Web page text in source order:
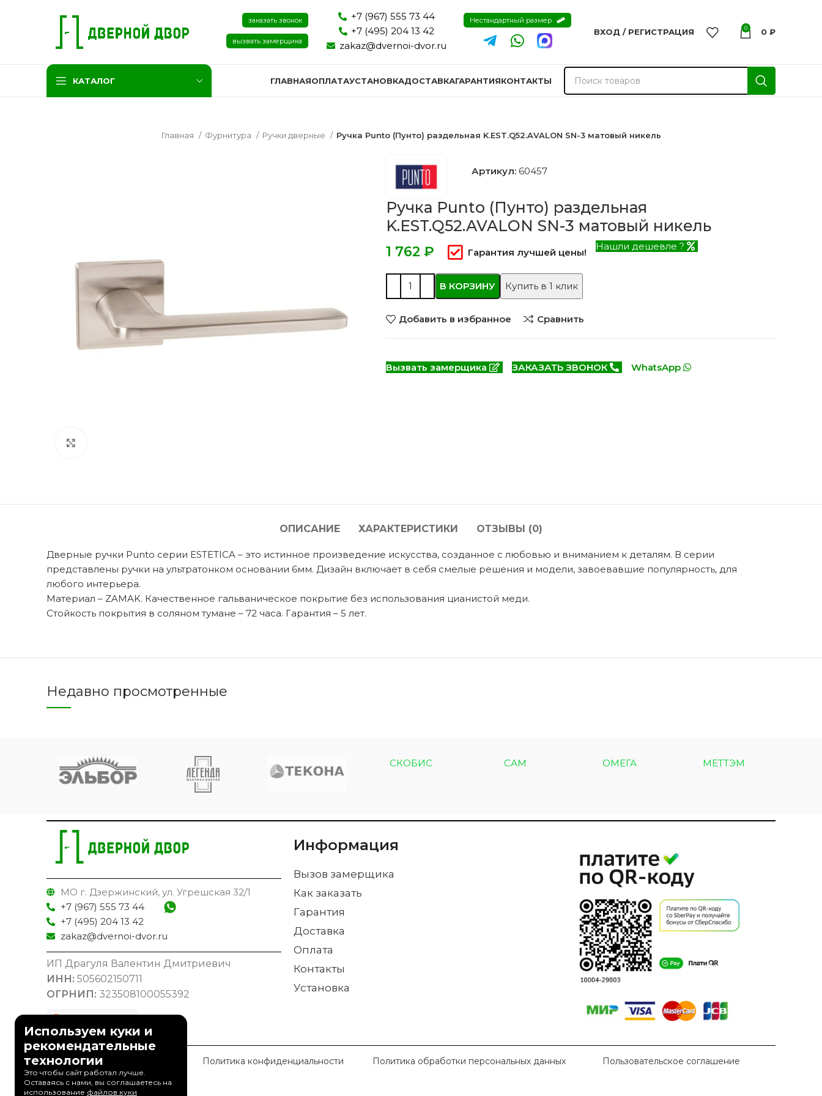
заказать звонок
вызвать замерщика
+7 (967) 555 73 44
+7 (495) 204 13 42
zakaz@dvernoi-dvor.ru
Нестандартный размер
ВХОД / РЕГИСТРАЦИЯ 0 0 ₽
КАТАЛОГ
2744 моделей
Двери ЭКО ШПОН с
патиной
ГЛАВНАЯОПЛАТАУСТАНОВКАДОСТАВКАГАРАНТИЯКОНТАКТЫ
Главная Фурнитура Ручки дверные Ручка Punto (Пунто) раздельная K.EST.Q52.AVALON SN-3 матовый никель
Артикул: 60457
Ручка Punto (Пунто) раздельная
K.EST.Q52.AVALON SN-3 матовый никель
₽ Гарантия лучшей цены!
Нашли дешевле ?
В КОРЗИНУ Купить в 1 клик
Добавить в избранное Сравнить
Вызвать замерщика ЗАКАЗАТЬ ЗВОНОК WhatsApp
ОПИСАНИЕ ХАРАКТЕРИСТИКИ ОТЗЫВЫ (0)
Дверные ручки Punto серии ESTETICA – это истинное произведение искусства, созданное с любовью и вниманием к деталям. В серии
представлены ручки на ультратонком основании 6мм. Дизайн включает в себя смелые решения и модели, завоевавшие популярность, для
любого интерьера.
Материал – ZAMAK. Качественное гальваническое покрытие без использования цианистой меди.
Стойкость покрытия в соляном тумане – 72 часа. Гарантия – 5 лет.
Недавно просмотренные
СКОБИС САМ ОМЕГА МЕТТЭМ
МО г. Дзержинский, ул. Угрешская 32/1
+7 (967) 555 73 44
+7 (495) 204 13 42
zakaz@dvernoi-dvor.ru
ИП Драгуля Валентин Дмитриевич
ИНН: 505602150711
ОГРНИП: 323508100055392
Информация
Вызов замерщика
Как заказать
Гарантия
Доставка
Оплата
Контакты
Установка
© 2023 Дверной Двор Политика конфиденциальности Политика обработки персональных данных Пользовательское соглашение
Используем куки и
рекомендательные
технологии
Это чтобы сайт работал лучше.
Оставаясь с нами, вы соглашаетесь на
использование файлов куки